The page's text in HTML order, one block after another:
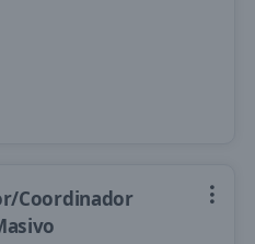
Coordinador